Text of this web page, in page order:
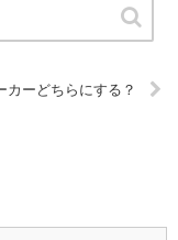
カーどちらにする？